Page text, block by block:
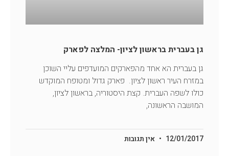
גן בעברית בראשון לציון- המלצה לפארק
גן בעברית הא אחד מהפארקים המועדפים עליי השוכן
במזרח העיר ראשון לציון. פארק גדול ומטופח המוקדש
כולו לשפה העברית. קצת היסטוריה, בראשון לציון,
המושבה הראשונה,
12/01/2017 אין תגובות